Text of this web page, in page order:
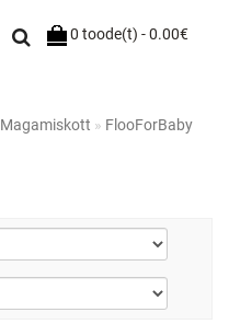
0 toode(t) - 0.00€
Magamiskott FlooForBaby